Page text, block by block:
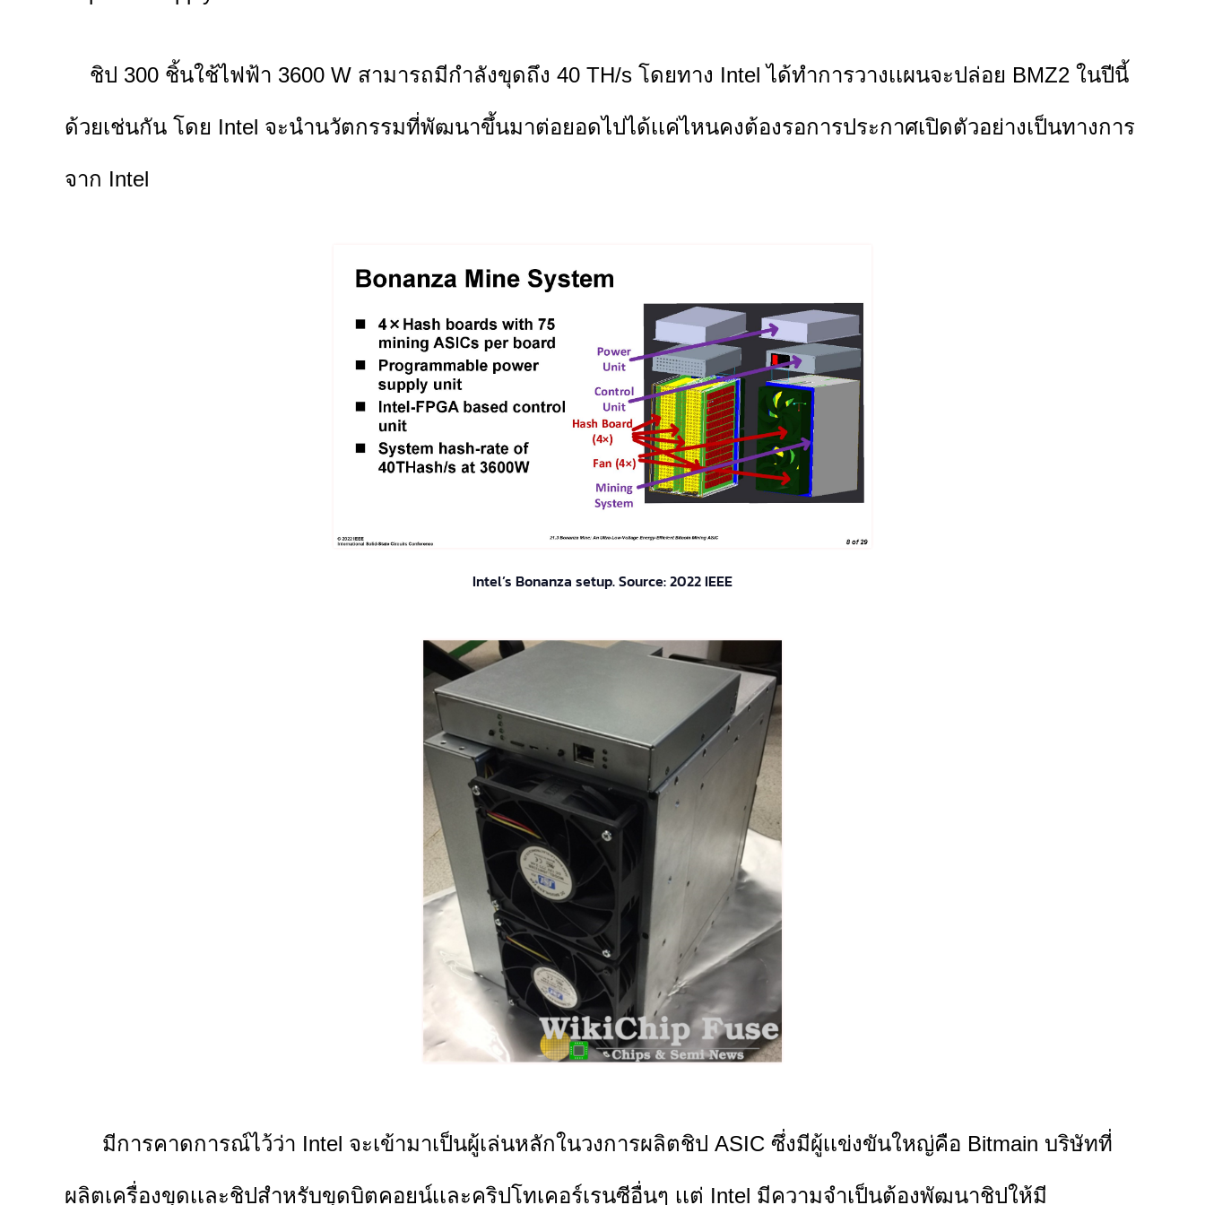
ชิป 300 ชิ้นใช้ไฟฟ้า 3600 W สามารถมีกำลังขุดถึง 40 TH/s โดยทาง Intel ได้ทำการวางเเผนจะปล่อย BMZ2 ในปีนี้
ด้วยเช่นกัน โดย Intel จะนำนวัตกรรมที่พัฒนาขึ้นมาต่อยอดไปได้เเค่ไหนคงต้องรอการประกาศเปิดตัวอย่างเป็นทางการ
จาก Intel
Intel’s Bonanza setup. Source: 2022 IEEE
มีการคาดการณ์ไว้ว่า Intel จะเข้ามาเป็นผู้เล่นหลักในวงการผลิตชิป ASIC ซึ่งมีผู้เเข่งขันใหญ่คือ Bitmain บริษัทที่
ผลิตเครื่องขุดเเละชิปสำหรับขุดบิตคอยน์เเละคริปโทเคอร์เรนซีอื่นๆ เเต่ Intel มีความจำเป็นต้องพัฒนาชิปให้มี